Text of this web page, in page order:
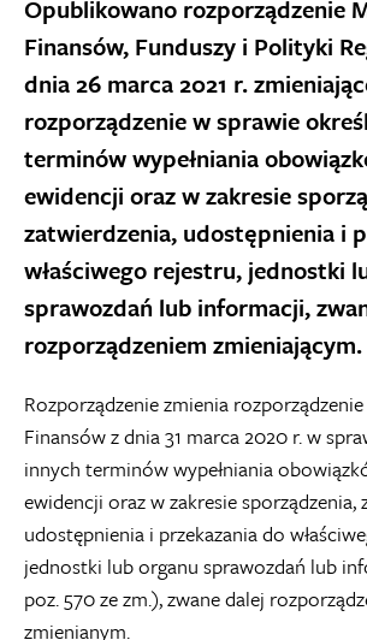
Opublikowano rozporządzenie
Finansów, Funduszy i Polityki
dnia 26 marca 2021 r.
rozporządzenie w sprawie
terminów wypełniania
ewidencji oraz w zakresie
zatwierdzenia, udostępnienia i
właściwego rejestru, jednostki
sprawozdań lub informacji,
rozporządzeniem zmieniającym.
Rozporządzenie zmienia
Finansów z dnia 31 marca 2020 r. w
innych terminów wypełniania
ewidencji oraz w zakresie sporządzenia,
udostępnienia i przekazania do
jednostki lub organu sprawozdań lub
poz. 570 ze zm.), zwane dalej
zmienianym.